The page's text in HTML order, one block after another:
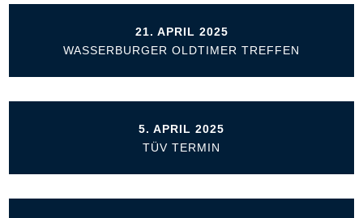
21. APRIL 2025
WASSERBURGER OLDTIMER TREFFEN
5. APRIL 2025
TÜV TERMIN